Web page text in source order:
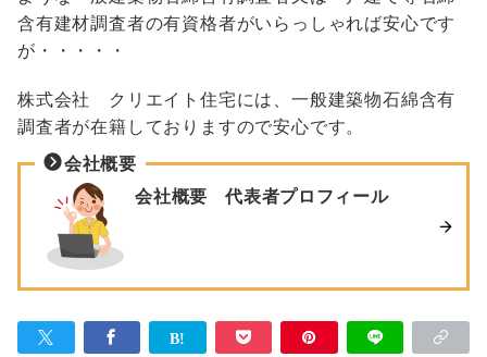
含有建材調査者の有資格者がいらっしゃれば安心です
が・・・・・
株式会社 クリエイト住宅には、一般建築物石綿含有
調査者が在籍しておりますので安心です。
会社概要
会社概要 代表者プロフィール